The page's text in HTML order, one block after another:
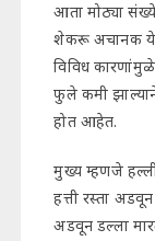
आता मोठ्या
शेकरू अचानक
विविध
फुले कमी झाल्याने
होत आहेत.
मुख्य म्हणजे
हत्ती रस्ता
अडवून डल्ला